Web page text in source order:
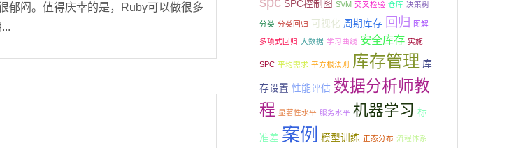
郁闷。值得庆幸的是，Ruby可以做很多
SPC控制图 SVM 交叉检验 仓库 决策树
分类 分类回归 可视化 周期库存 回归 图解
多项式回归 大数据 学习曲线 安全库存 实施
SPC 平均需求 平方根法则 库存管理 库
存设置 性能评估 数据分析师教
程 显著性水平 服务水平 机器学习 标
准差 案例 模型训练 正态分布 流程体系